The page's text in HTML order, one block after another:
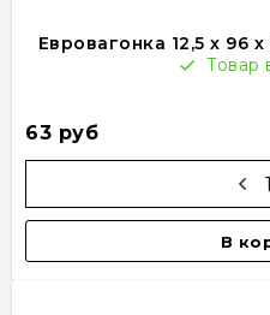
Евровагонка 12,5 х 96
Товар
63 руб
В